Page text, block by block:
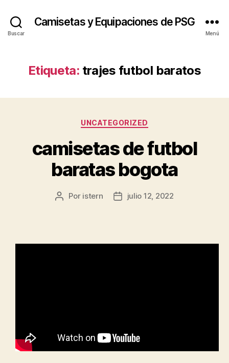
Buscar
Camisetas y Equipaciones de PSG
Menú
Etiqueta: trajes futbol baratos
Categorías
UNCATEGORIZED
camisetas de futbol
baratas bogota
Autor
Por istern
Fechajulio 12, 2022